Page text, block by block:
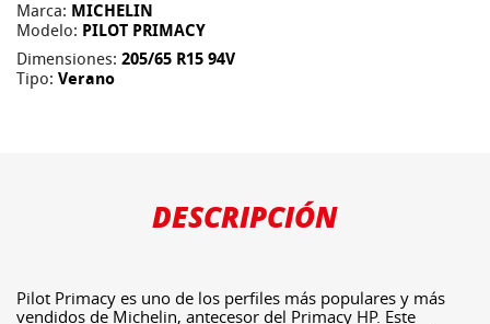
Marca: MICHELIN
Modelo: PILOT PRIMACY
Dimensiones: 205/65 R15 94V
Tipo: Verano
DESCRIPCIÓN
Pilot Primacy es uno de los perfiles más populares y más
vendidos de Michelin, antecesor del Primacy HP. Este